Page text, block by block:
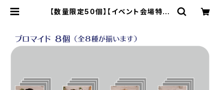
【数量限定50個】【イベント会場特典
ブロマイド コンプリートセット | SE
COND LINE ONLINE SHOP